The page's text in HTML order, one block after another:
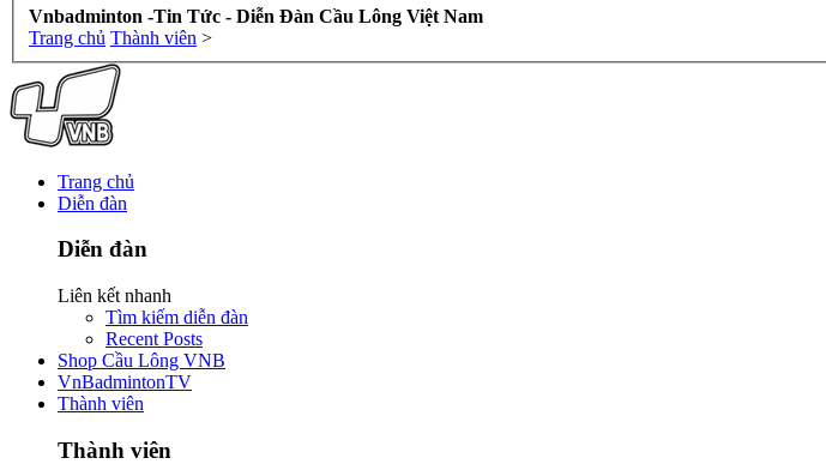
Vnbadminton -Tin Tức - Diễn Đàn Cầu Lông Việt Nam
Trang chủ Thành viên >
Trang chủ
Diễn đàn
Diễn đàn
Liên kết nhanh
Tìm kiếm diễn đàn
Recent Posts
Shop Cầu Lông VNB
VnBadmintonTV
Thành viên
Thành viên